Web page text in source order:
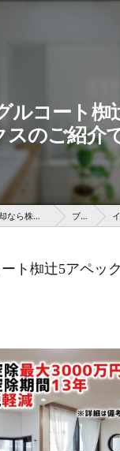
ルコート椥
スのご紹介
京都市で不動産売却なら株式会社京 藤十郎不動産 ブログ イ
ト椥辻5アペッ